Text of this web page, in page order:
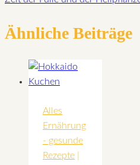
Ähnliche Beiträge
Alles
Ernährung
- gesunde
Rezepte